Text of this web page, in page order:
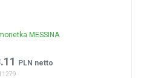
MESSINA
PLN netto